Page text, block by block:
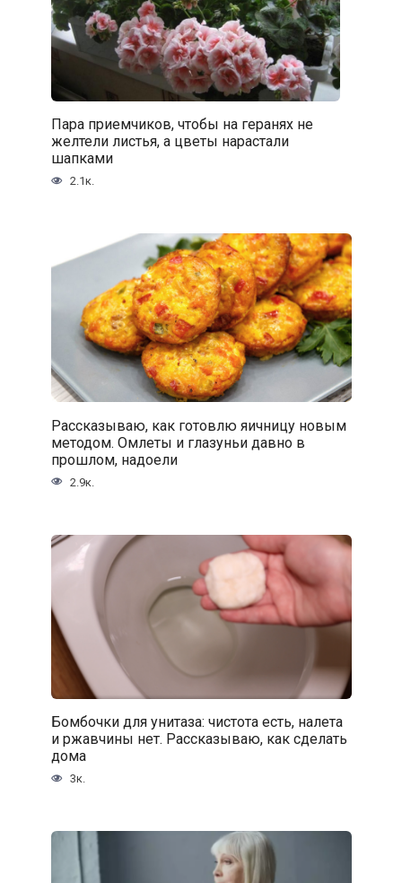
Пара приемчиков, чтобы на геранях не
желтели листья, а цветы нарастали
шапками
2.1к.
Рассказываю, как готовлю яичницу новым
методом. Омлеты и глазуньи давно в
прошлом, надоели
2.9к.
Бомбочки для унитаза: чистота есть, налета
и ржавчины нет. Рассказываю, как сделать
дома
3к.